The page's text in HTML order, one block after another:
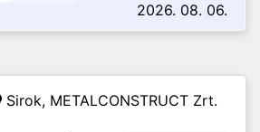
2026. 08. 06.
Sirok, METALCONSTRUCT Zrt.